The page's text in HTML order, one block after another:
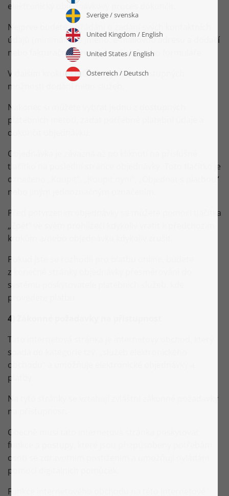
elektronický objednávkový proces dokončit.
Nejprve budete požádáni o zadání svých kontaktních
údajů (minimálně o jméno, e-mailovou adresu a dodací
nebo fakturační adresu) do příslušného formuláře.
V dalším kroku si můžete vybrat z dostupných
možností dodání nebo služeb.
Nakonec si můžete vybrat jednu z dostupných
platebních metod, zadat potřebné platební údaje a
dokončit objednávku.
Objednávka je závazná až po kliknutí na příslušné
tlačítko na poslední stránce objednávky. Toto tlačítko je
označeno „Koupit“, „Koupit nyní“, „Objednat s platbou“
nebo jiným jednoznačným označením.
Před potvrzením objednávky se můžete pomocí tlačítka
„Zpět“ ve svém prohlížeči kdykoliv vrátit k předchozím
krokům a/nebo objednávku kdykoliv zrušit.
Pokud jste se rozhodli pro platbu online, budete
z konečné stránky objednávky přesměrováni do
systému poskytovatele platebních služeb, kde
provedete platbu.
4) Zákonné požadavky na přístupnost
Tato internetová stránka je internetový obchod, který
spadá do kategorie tzv. „služeb elektronického
obchodu“ a umožňuje elektronické objednávky a
platby.
Na tyto stránky se vztahují zvláštní zákonné požadavky
na přístupnost.
Obecně musí tato internetová stránka poskytovat
funkce a postupy, které jsou přizpůsobeny potřebám
osob se zdravotním postižením a umožňují ovládání
pomocí digitálních pomůcek.
Funkce internetového obchodu na této internetové